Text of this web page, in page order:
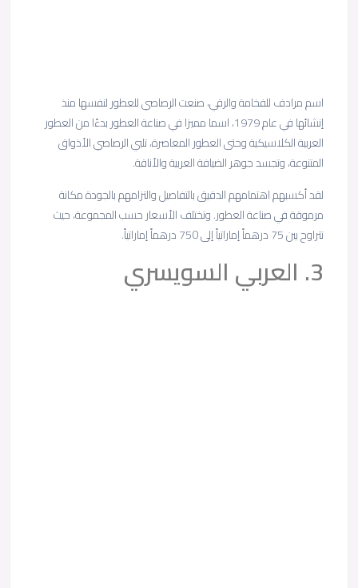
اسم مرادف للفخامة والرقي، صنعت الرصاصي للعطور لنفسها منذ
إنشائها في عام 1979، اسما مميزا في صناعة العطور بدءًا من العطور
العربية الكلاسيكية وحتى العطور المعاصرة، تلبي الرصاصي الأذواق
المتنوعة، وتجسد جوهر الضيافة العربية والأناقة.
لقد أكسبهم اهتمامهم الدقيق بالتفاصيل والتزامهم بالجودة مكانة
مرموقة في صناعة العطور. وتختلف الأسعار حسب المجموعة، حيث
تتراوح بين 75 درهماً إماراتياً إلى 750 درهماً إماراتياً.
3. العربي السويسري